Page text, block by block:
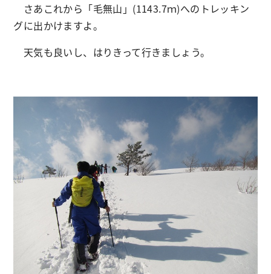
さあこれから「毛無山」(1143.7ｍ)へのトレッキン
グに出かけますよ。
天気も良いし、はりきって行きましょう。